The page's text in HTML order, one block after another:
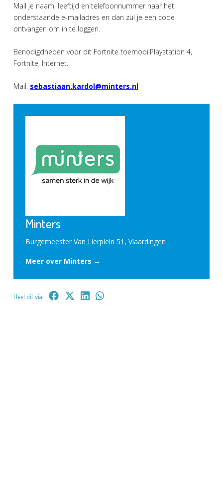
Mail je naam, leeftijd en telefoonnummer naar het
onderstaande e-mailadres en dan zul je een code
ontvangen om in te loggen.
Benodigdheden voor dit Fortnite toernooi:Playstation 4,
Fortnite, Internet.
Mail: sebastiaan.kardol@minters.nl
Minters
Burgemeester Van Lierplein 51, Vlaardingen
Meer over Minters →
Deel dit via: